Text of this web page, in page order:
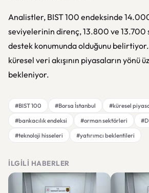
Analistler, BIST 100 endeksinde
seviyelerinin direnç, 13.800 ve 13.700
destek konumunda olduğunu
küresel veri akışının piyasaların yönü
bekleniyor.
#BIST 100 #Borsa İstanbul
#küresel
#bankacılık endeksi
#orman sektörleri
#teknoloji hisseleri
#yatırımcı beklentileri
İLGILI HABERLER